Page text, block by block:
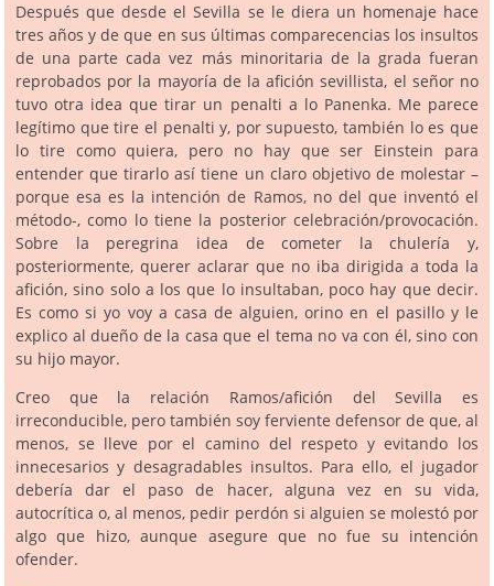
Después que desde el Sevilla se le diera un homenaje hace
tres años y de que en sus últimas comparecencias los insultos
de una parte cada vez más minoritaria de la grada fueran
reprobados por la mayoría de la afición sevillista, el señor no
tuvo otra idea que tirar un penalti a lo Panenka. Me parece
legítimo que tire el penalti y, por supuesto, también lo es que
lo tire como quiera, pero no hay que ser Einstein para
entender que tirarlo así tiene un claro objetivo de molestar –
porque esa es la intención de Ramos, no del que inventó el
método-, como lo tiene la posterior celebración/provocación.
Sobre la peregrina idea de cometer la chulería y,
posteriormente, querer aclarar que no iba dirigida a toda la
afición, sino solo a los que lo insultaban, poco hay que decir.
Es como si yo voy a casa de alguien, orino en el pasillo y le
explico al dueño de la casa que el tema no va con él, sino con
su hijo mayor.
Creo que la relación Ramos/afición del Sevilla es
irreconducible, pero también soy ferviente defensor de que, al
menos, se lleve por el camino del respeto y evitando los
innecesarios y desagradables insultos. Para ello, el jugador
debería dar el paso de hacer, alguna vez en su vida,
autocrítica o, al menos, pedir perdón si alguien se molestó por
algo que hizo, aunque asegure que no fue su intención
ofender.